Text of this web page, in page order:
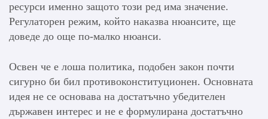
ресурси именно защото този ред има значение.
Регулаторен режим, който наказва нюансите, ще
доведе до още по-малко нюанси.
Освен че е лоша политика, подобен закон почти
сигурно би бил противоконституционен. Основната
идея не се основава на достатъчно убедителен
държавен интерес и не е формулирана достатъчно